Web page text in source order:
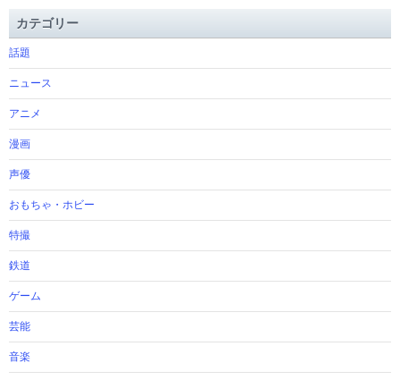
カテゴリー
話題
ニュース
アニメ
漫画
声優
おもちゃ・ホビー
特撮
鉄道
ゲーム
芸能
音楽